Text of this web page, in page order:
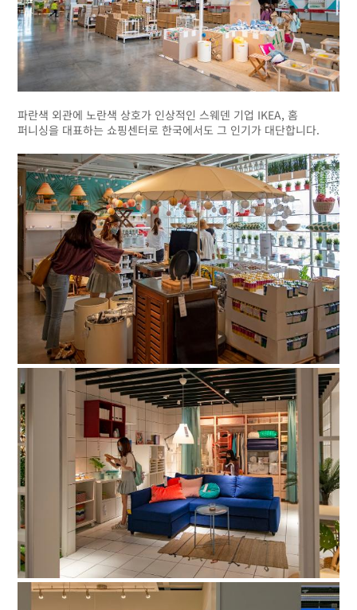
파란색 외관에 노란색 상호가 인상적인 스웨덴 기업 IKEA, 홈
퍼니싱을 대표하는 쇼핑센터로 한국에서도 그 인기가 대단합니다.